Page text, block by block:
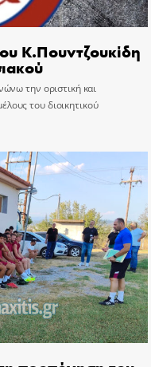
Κ.Πουντζουκίδη
την οριστική και
του διοικητικού